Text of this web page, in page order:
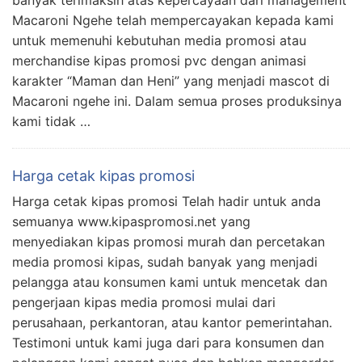
Macaroni Ngehe telah mempercayakan kepada kami
untuk memenuhi kebutuhan media promosi atau
merchandise kipas promosi pvc dengan animasi
karakter “Maman dan Heni” yang menjadi mascot di
Macaroni ngehe ini. Dalam semua proses produksinya
kami tidak …
Harga cetak kipas promosi
Harga cetak kipas promosi Telah hadir untuk anda
semuanya www.kipaspromosi.net yang
menyediakan kipas promosi murah dan percetakan
media promosi kipas, sudah banyak yang menjadi
pelangga atau konsumen kami untuk mencetak dan
pengerjaan kipas media promosi mulai dari
perusahaan, perkantoran, atau kantor pemerintahan.
Testimoni untuk kami juga dari para konsumen dan